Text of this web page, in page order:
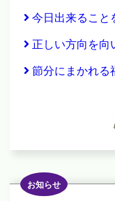
今日出来ること
正しい方向を
節分にまかれる
お知らせ